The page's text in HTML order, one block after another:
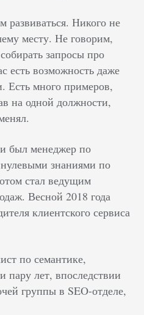
Никого не
месту. Не говорим,
запросы про
есть возможность даже
Есть много примеров,
на одной должности,
был менеджер по
знаниями по
стал ведущим
Весной 2018 года
клиентского сервиса
по семантике,
пару лет, впоследствии
группы в SEO-отделе,